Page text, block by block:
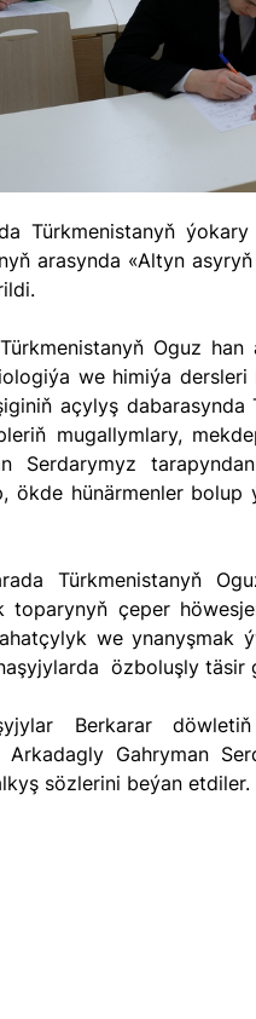
arasynda «Altyn
we himiýa
açylyş
mugallymlary,
Serdarymyz
ökde hünärmenler bolup
toparynyň çeper
we ynanyşmak
özboluşly täsir
Arkadagly Gahryman
sözlerini beýan etdiler.